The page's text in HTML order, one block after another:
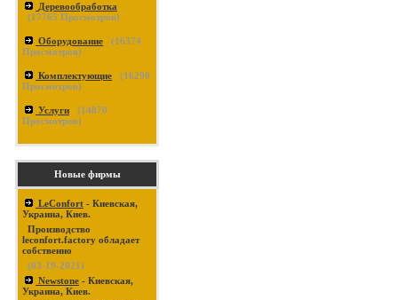
Деревообработка
(17765 Просмотров)
Оборудование (16374
Просмотров)
Комплектующие (16290
Просмотров)
Услуги (14870
Просмотров)
Новые фирмы
LeConfort - Киевская,
Украина, Киев.
Производство
leconfort.factory обладает
собственно
(03-19-2021)
Newstone - Киевская,
Украина, Киев.